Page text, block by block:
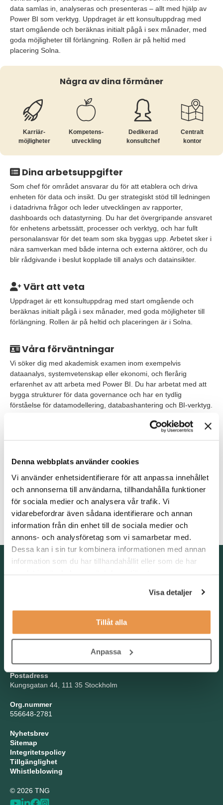
Denna webbplats använder cookies
Vi använder enhetsidentifierare för att anpassa innehållet
och annonserna till användarna, tillhandahålla funktioner
för sociala medier och analysera vår trafik. Vi
vidarebefordrar även sådana identifierare och annan
information från din enhet till de sociala medier och
annons- och analysföretag som vi samarbetar med.
Dessa kan i sin tur kombinera informationen med annan
information som du har tillhandahållit eller som de har
Visa detaljer
Tillåt alla
Anpassa
data samlas in, analyseras och presenteras – allt med hjälp av
Power BI som verktyg. Uppdraget är ett konsultuppdrag med
start omgående och beräknas initialt pågå i sex månader, med
goda möjligheter till förlängning. Rollen är på heltid med
placering Solna.
Några av dina förmåner
Karriär­
möjligheter
Kompetens­
utveckling
Dedikerad
konsultchef
Centralt
kontor
Dina arbetsuppgifter
Som chef för området ansvarar du för att etablera och driva
enheten för data och insikt. Du ger strategiskt stöd till ledningen
i datadrivna frågor och leder utvecklingen av rapporter,
dashboards och datastyrning. Du har det övergripande ansvaret
för enhetens arbetssätt, processer och verktyg, och har fullt
personalansvar för det team som ska byggas upp. Arbetet sker i
nära samverkan med både interna och externa aktörer, och du
blir rådgivande i beslut kopplade till analys och datainsikter.
Värt att veta
Uppdraget är ett konsultuppdrag med start omgående och
beräknas initialt pågå i sex månader, med goda möjligheter till
förlängning. Rollen är på heltid och placeringen är i Solna.
Våra förväntningar
Vi söker dig med akademisk examen inom exempelvis
dataanalys, systemvetenskap eller ekonomi, och flerårig
erfarenhet av att arbeta med Power BI. Du har arbetat med att
bygga strukturer för data governance och har en tydlig
förståelse för datamodellering, databashantering och BI-verktyg.
har god förmåga att kombinera strategiskt tänk med ett operativt
långsiktigt och har lätt för att få saker att hända här och nu. Du
har ett naturligt driv och en trygghet i att fatta beslut, även i
föränderliga miljöer. Du har lätt för att samarbeta med olika
delar av verksamheten och är kommunikativ, tydlig och
relationsskapande. Rollen kräver också att du är analytisk och
Kontakta oss
Kungsgatan 44, Stockholm
Postadress
Kungsgatan 44, 111 35 Stockholm
Org.nummer
556648-2781
Nyhetsbrev
Sitemap
Integritetspolicy
Tillgänglighet
Whistleblowing
© 2026 TNG